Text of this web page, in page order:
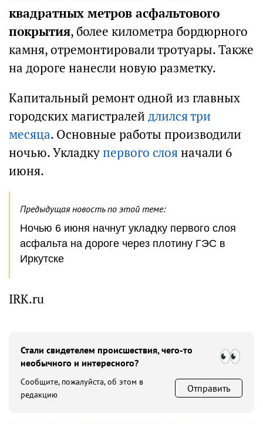
квадратных метров асфальтового
покрытия, более километра бордюрного
камня, отремонтировали тротуары. Также
на дороге нанесли новую разметку.
Капитальный ремонт одной из главных
городских магистралей длился три
месяца. Основные работы производили
ночью. Укладкупервого слояначали 6
июня.
Предыдущая новость по этой теме:
Ночью 6 июня начнут укладку первого слоя
асфальта на дороге через плотину ГЭС в
Иркутске
IRK.ru
Стали свидетелем происшествия, чего-то
необычного и интересного?
Сообщите, пожалуйста, об этом в
редакцию
Отправить